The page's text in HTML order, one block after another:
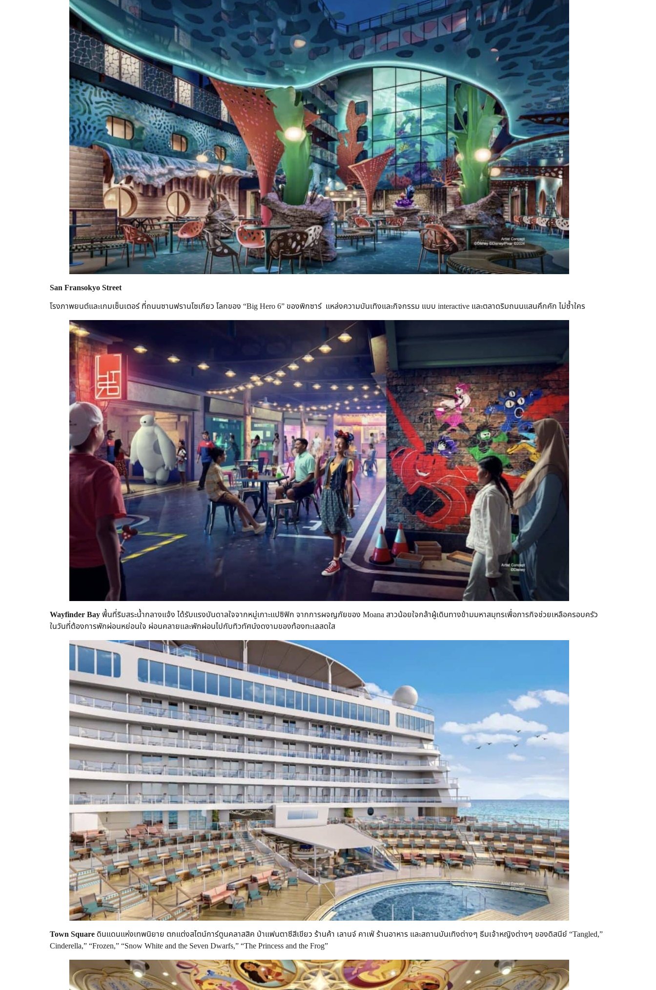
San Fransokyo Street
โรงภาพยนต์และเกมเซ็นเตอร์ ที่ถนนซานฟรานโซเกียว โลกของ “Big Hero 6” ของพิกซาร์ แหล่งความบันเทิงและกิจกรรม แบบ interactive และตลาดริมถนนแสนคึกคัก ไม่ซ้ำใคร
Wayfinder Bayพื้นที่ริมสระน้ำกลางแจ้ง ได้รับแรงบันดาลใจจากหมู่เกาะแปซิฟิก จากการผจญภัยของ Moana สาวน้อยใจกล้าผู้เดินทางข้ามมหาสมุทรเพื่อภารกิจช่วยเหลือครอบครัว
ในวันที่ต้องการพักผ่อนหย่อนใจ ผ่อนคลายและพักผ่อนไปกับทิวทัศน์งดงามของท้องทะเลสดใส
Town Square ดินแดนแห่งเทพนิยาย ตกแต่งสไตน์การ์ตูนคลาสสิค ป่าแฟนตาซีสีเขียว ร้านค้า เลานจ์ คาเฟ่ ร้านอาหาร และสถานบันเทิงต่างๆ ธีมเจ้าหญิงต่างๆ ของดิสนีย์ “Tangled,”
Cinderella,” “Frozen,” “Snow White and the Seven Dwarfs,” “The Princess and the Frog”